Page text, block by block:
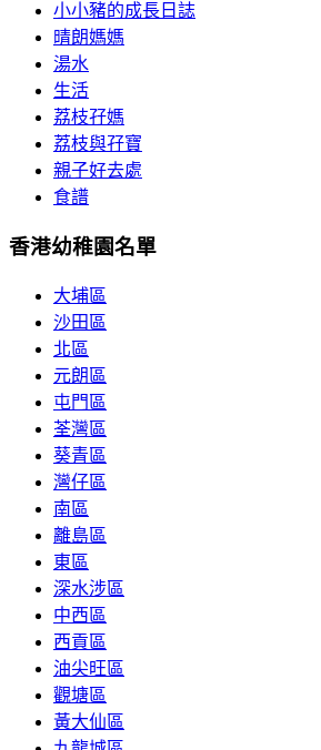
小小豬的成長日誌
晴朗媽媽
湯水
生活
荔枝孖媽
荔枝與孖寶
親子好去處
食譜
香港幼稚園名單
大埔區
沙田區
北區
元朗區
屯門區
荃灣區
葵青區
灣仔區
南區
離島區
東區
深水涉區
中西區
西貢區
油尖旺區
觀塘區
黃大仙區